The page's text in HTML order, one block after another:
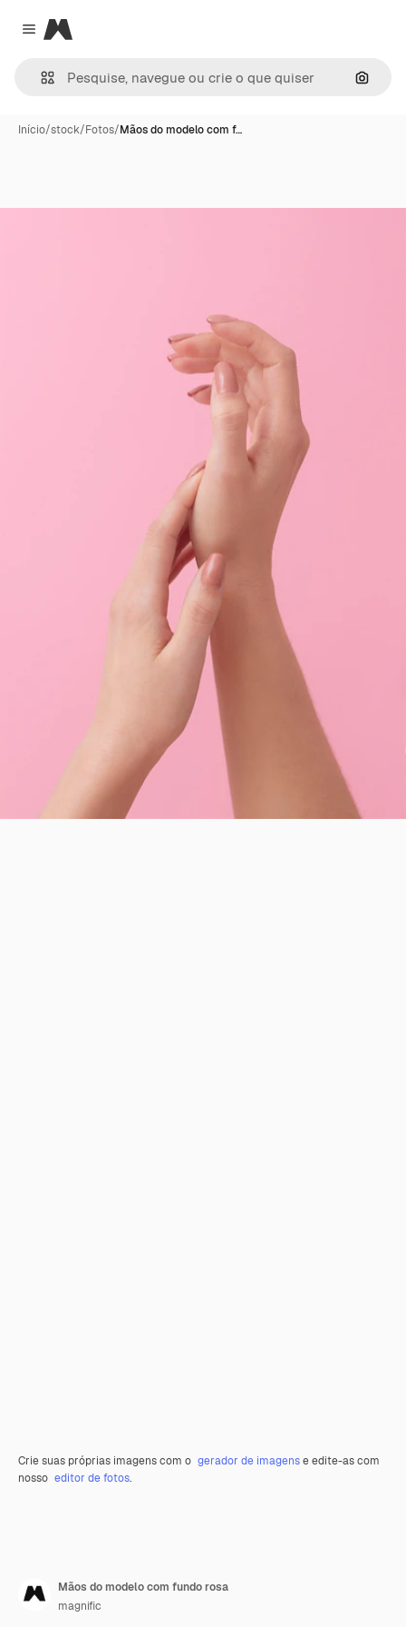
Close menu
Magnific
Início/stock/Fotos/Mãos do modelo com f…
Crie suas próprias imagens com o gerador de imagense edite-as com
nosso editor de fotos.
Mãos do modelo com fundo rosa
magnific